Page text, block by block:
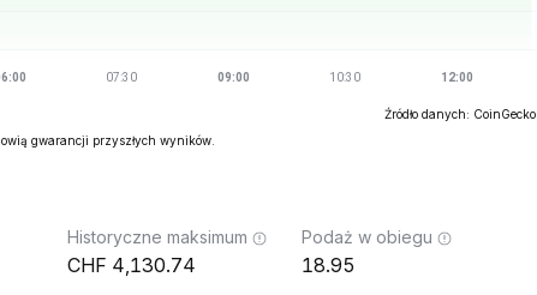
Źródło danych: CoinGecko
gwarancji przyszłych wyników.
Historyczne maksimum
4,130.74
Podaż w obiegu
18.95